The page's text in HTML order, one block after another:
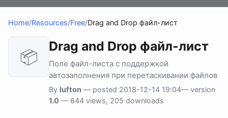
Home/Resources/Free/Drag and Drop файл-лист
📦
Drag and Drop файл-лист
Поле файл-листа с поддержкой
автозаполнения при перетаскивании файлов
By lufton — posted 2018-12-14 19:04— version
1.0 — 644 views, 205 downloads